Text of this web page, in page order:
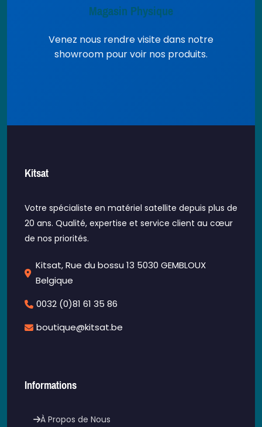
Magasin Physique
Venez nous rendre visite dans notre
showroom pour voir nos produits.
Kitsat
Votre spécialiste en matériel satellite depuis plus de
20 ans. Qualité, expertise et service client au cœur
de nos priorités.
Kitsat, Rue du bossu 13 5030 GEMBLOUX
Belgique
0032 (0)81 61 35 86
boutique@kitsat.be
Informations
À Propos de Nous